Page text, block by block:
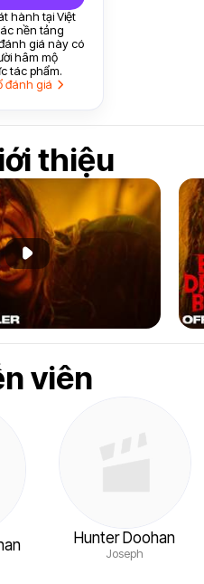
hành tại Việt
nền tảng
giá này có
hâm mộ
tác phẩm.
đánh giá
thiệu
Phát đoạn giới thiệu
viên
Hunter Doohan
Joseph